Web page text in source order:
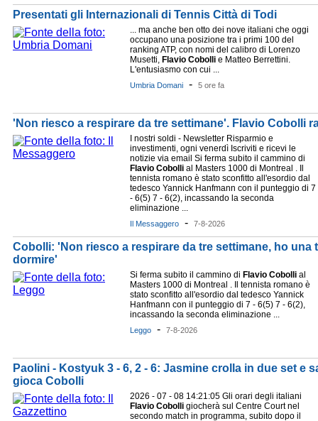
Presentati gli Internazionali di Tennis Città di Todi
... ma anche ben otto dei nove italiani che oggi
occupano una posizione tra i primi 100 del
ranking ATP, con nomi del calibro di Lorenzo
Musetti, Flavio Cobolli e Matteo Berrettini.
L'entusiasmo con cui ...
Umbria Domani - 5 ore fa
'Non riesco a respirare da tre settimane'. Flavio Cobolli
I nostri soldi - Newsletter Risparmio e
investimenti, ogni venerdì Iscriviti e ricevi le
notizie via email Si ferma subito il cammino di
Flavio Cobolli al Masters 1000 di Montreal . Il
tennista romano è stato sconfitto all'esordio dal
tedesco Yannick Hanfmann con il punteggio di 7
- 6(5) 7 - 6(2), incassando la seconda
eliminazione ...
Il Messaggero - 7-8-2026
Cobolli: 'Non riesco a respirare da tre settimane, ho una
dormire'
Si ferma subito il cammino di Flavio Cobolli al
Masters 1000 di Montreal . Il tennista romano è
stato sconfitto all'esordio dal tedesco Yannick
Hanfmann con il punteggio di 7 - 6(5) 7 - 6(2),
incassando la seconda eliminazione ...
Leggo - 7-8-2026
Paolini - Kostyuk 3 - 6, 2 - 6: Jasmine crolla in due set e
gioca Cobolli
2026 - 07 - 08 14:21:05 Gli orari degli italiani
Flavio Cobolli giocherà sul Centre Court nel
secondo match in programma, subito dopo il